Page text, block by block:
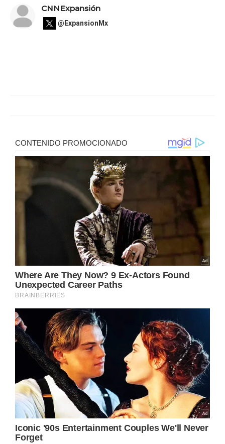
CNNExpansión
@ExpansionMx